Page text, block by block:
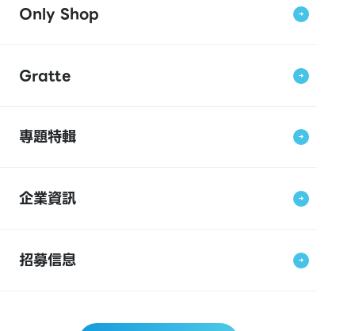
Only Shop
Gratte
專題特輯
企業資訊
招募信息